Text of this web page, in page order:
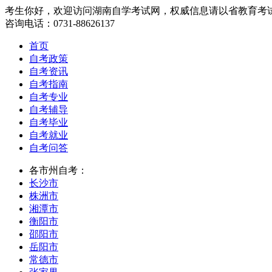
考生你好，欢迎访问湖南自学考试网，权威信息请以省教育考
咨询电话：0731-88626137
首页
自考政策
自考资讯
自考指南
自考专业
自考辅导
自考毕业
自考就业
自考问答
各市州自考：
长沙市
株洲市
湘潭市
衡阳市
邵阳市
岳阳市
常德市